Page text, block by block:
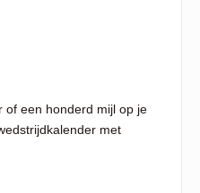
of een honderd mijl op je
met